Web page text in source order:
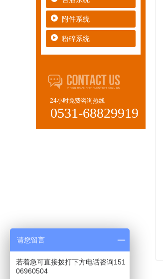
附件系统
粉碎系统
24小时免费咨询热线
0531-68829919
请您留言
若着急可直接拨打下方电话咨询151
06960504